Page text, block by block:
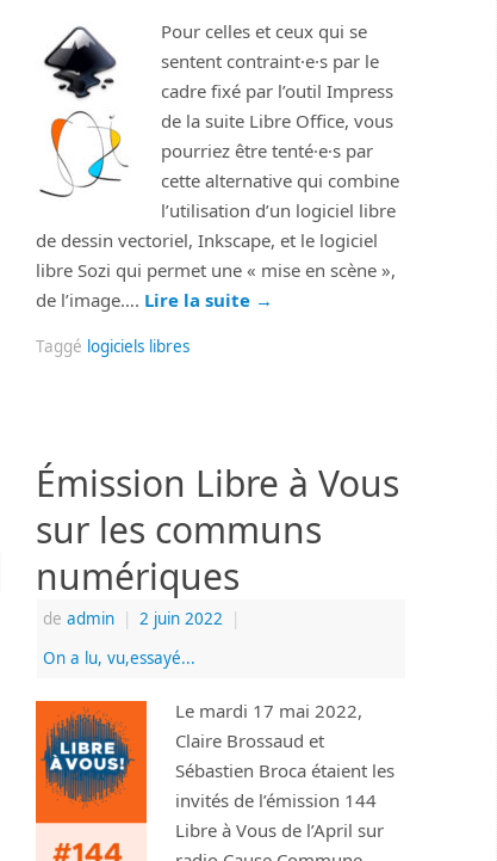
Pour celles et ceux qui se
sentent contraint·e·s par le
cadre fixé par l’outil Impress
de la suite Libre Office, vous
pourriez être tenté·e·s par
cette alternative qui combine
l’utilisation d’un logiciel libre
de dessin vectoriel, Inkscape, et le logiciel
libre Sozi qui permet une « mise en scène »,
de l’image…. Lire la suite →
Taggé logiciels libres
Émission Libre à Vous
sur les communs
numériques
deadmin | 2 juin 2022
|
On a lu, vu,essayé...
Le mardi 17 mai 2022,
Claire Brossaud et
Sébastien Broca étaient les
invités de l’émission 144
Libre à Vous de l’April sur